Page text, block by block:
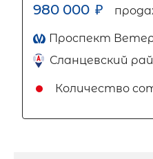
980 000 ₽
Проспект
Сланцевский
Количество